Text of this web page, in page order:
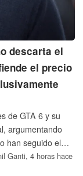
descarta el
el precio
de GTA 6 y su
argumentando
han seguido el
ventas ya son
Ganti, 4 horas hace